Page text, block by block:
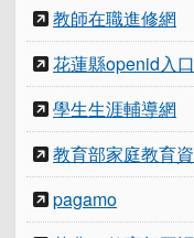
教師在職進修網
花蓮縣openid入
學生生涯輔導網
教育部家庭教育
pagamo